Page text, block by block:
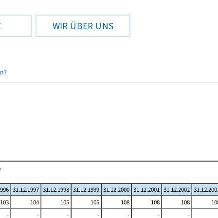
WIR ÜBER UNS
31.12.1997 31.12.1998 31.12.1999 31.12.2000 31.12.2001 31.12.2002
103 104 105 105 108 108 108
- - - - - -
-